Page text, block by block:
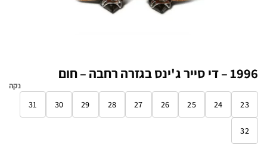
1996 – די סייר ג'ינס בגזרה רחבה – חום
23
24
25
26
27
28
29
30
31
32
נקה